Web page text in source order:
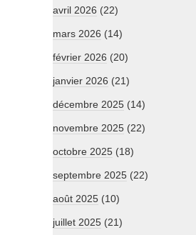
avril 2026 (22)
mars 2026 (14)
février 2026 (20)
janvier 2026 (21)
décembre 2025 (14)
novembre 2025 (22)
octobre 2025 (18)
septembre 2025 (22)
août 2025 (10)
juillet 2025 (21)